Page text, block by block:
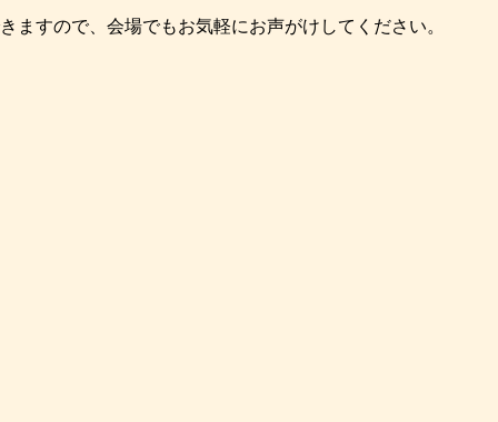
すので、会場でもお気軽にお声がけしてください。